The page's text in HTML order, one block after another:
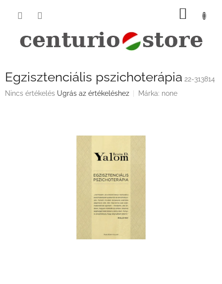
KOSÁR
Egzisztenciális pszichoterápia 22-313814
A
Nincs értékelés Ugrás az értékeléshez Márka: none